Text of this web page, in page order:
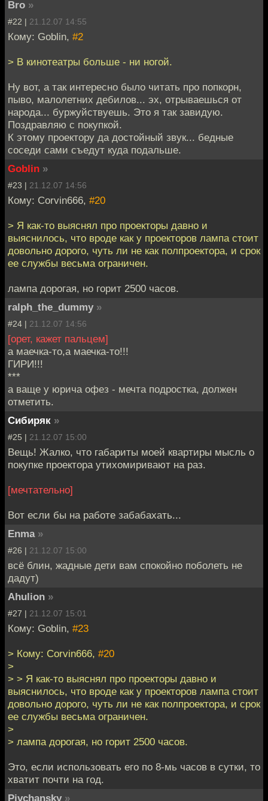
Bro »
#22 | 21.12.07 14:55
Кому: Goblin, #2
> В кинотеатры больше - ни ногой.
Ну вот, а так интересно было читать про попкорн,
пыво, малолетних дебилов... эх, отрываешься от
народа... буржуйствуешь. Это я так завидую.
Поздравляю с покупкой.
К этому проектору да достойный звук... бедные
соседи сами съедут куда подальше.
Goblin »
#23 | 21.12.07 14:56
Кому: Corvin666, #20
> Я как-то выяснял про проекторы давно и
выяснилось, что вроде как у проекторов лампа стоит
довольно дорого, чуть ли не как полпроектора, и срок
ее службы весьма ограничен.
лампа дорогая, но горит 2500 часов.
ralph_the_dummy »
#24 | 21.12.07 14:56
[орет, кажет пальцем]
а маечка-то,а маечка-то!!!
ГИРИ!!!
***
а ваще у юрича офез - мечта подростка, должен
отметить.
Сибиряк »
#25 | 21.12.07 15:00
Вещь! Жалко, что габариты моей квартиры мысль о
покупке проектора утихомиривают на раз.
[мечтательно]
Вот если бы на работе забабахать...
Enma »
#26 | 21.12.07 15:00
всё блин, жадные дети вам спокойно поболеть не
дадут)
Ahulion »
#27 | 21.12.07 15:01
Кому: Goblin, #23
> Кому: Corvin666, #20
>
> > Я как-то выяснял про проекторы давно и
выяснилось, что вроде как у проекторов лампа стоит
довольно дорого, чуть ли не как полпроектора, и срок
ее службы весьма ограничен.
>
> лампа дорогая, но горит 2500 часов.
Это, если использовать его по 8-мь часов в сутки, то
хватит почти на год.
Pivchansky »